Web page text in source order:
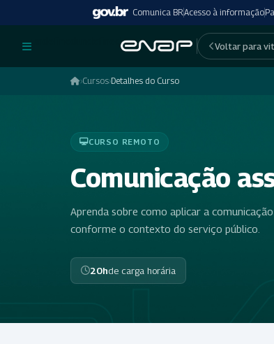
Comunica BRAcesso à informação
Voltar para
›Cursos›Detalhes do Curso
CURSO REMOTO
Comunicação
Aprenda sobre como aplicar a
conforme o contexto do serviço público.
20hde carga horária